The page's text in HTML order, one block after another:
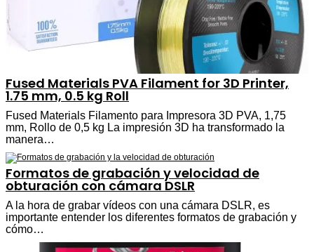
Fused Materials PVA Filament for 3D Printer,
1.75 mm, 0.5 kg Roll
Fused Materials Filamento para Impresora 3D PVA, 1,75
mm, Rollo de 0,5 kg La impresión 3D ha transformado la
manera…
Formatos de grabación y velocidad de
obturación con cámara DSLR
A la hora de grabar vídeos con una cámara DSLR, es
importante entender los diferentes formatos de grabación y
cómo…